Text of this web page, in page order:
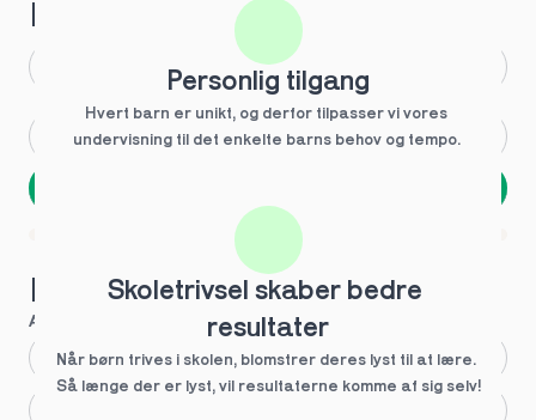
Hvilken årgang?
2.g Andet
Spring over
1 ud af 9 for at finde den rette tutor
Hvilke behov?
Anbefalet til dig
Fagligt boost
Personlig tilgang
Hvert barn er unikt, og derfor tilpasser vi vores
undervisning til det enkelte barns behov og tempo.
Skoletrivsel skaber bedre
resultater
Når børn trives i skolen, blomstrer deres lyst til at lære.
Så længe der er lyst, vil resultaterne komme af sig selv!